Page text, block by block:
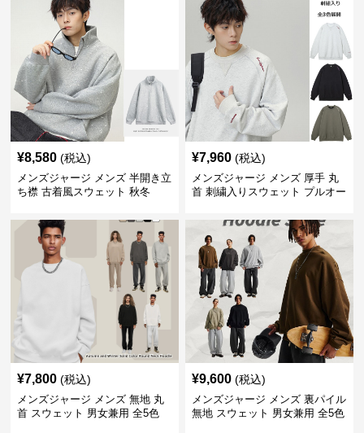
¥8,580 (税込)
メンズジャージ メンズ 半開き立
ち襟 古着風スウェット 秋冬
¥7,960 (税込)
メンズジャージ メンズ 厚手 丸
首 刺繍入りスウェット プルオー
¥7,800 (税込)
メンズジャージ メンズ 無地 丸
首 スウェット 男女兼用 全5色
¥9,600 (税込)
メンズジャージ メンズ 裏パイル
無地 スウェット 男女兼用 全5色